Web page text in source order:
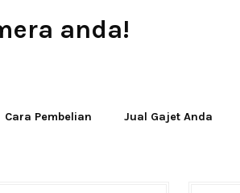
anda!
Cara Pembelian Jual Gajet Anda